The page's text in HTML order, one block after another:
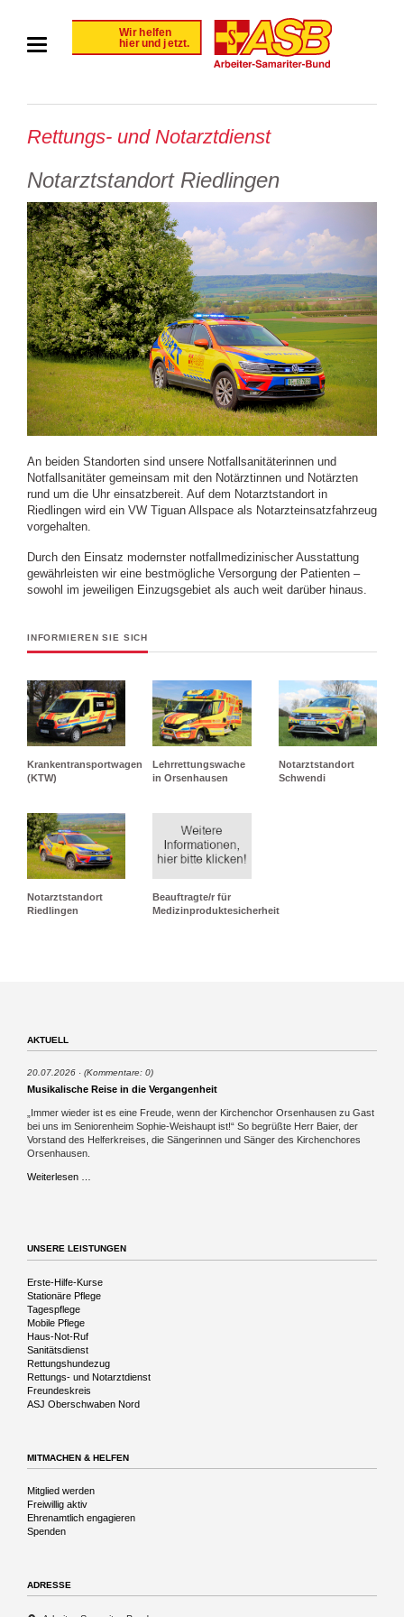
Rettungs- und Notarztdienst
Notarztstandort Riedlingen
An beiden Standorten sind unsere Notfallsanitäterinnen und
Notfallsanitäter gemeinsam mit den Notärztinnen und Notärzten
rund um die Uhr einsatzbereit. Auf dem Notarztstandort in
Riedlingen wird ein VW Tiguan Allspace als Notarzteinsatzfahrzeug
vorgehalten.
Durch den Einsatz modernster notfallmedizinischer Ausstattung
gewährleisten wir eine bestmögliche Versorgung der Patienten –
sowohl im jeweiligen Einzugsgebiet als auch weit darüber hinaus.
INFORMIEREN SIE SICH
Krankentransportwagen
(KTW)
Lehrrettungswache
in Orsenhausen
Notarztstandort
Schwendi
Notarztstandort
Riedlingen
Beauftragte/r für
Medizinproduktesicherheit
AKTUELL
20.07.2026 (Kommentare: 0)
Musikalische Reise in die Vergangenheit
„Immer wieder ist es eine Freude, wenn der Kirchenchor Orsenhausen zu Gast
bei uns im Seniorenheim Sophie-Weishaupt ist!“ So begrüßte Herr Baier, der
Vorstand des Helferkreises, die Sängerinnen und Sänger des Kirchenchores
Orsenhausen.
Weiterlesen …
UNSERE LEISTUNGEN
Navigation
überspringen
Erste-Hilfe-Kurse
Stationäre Pflege
Tagespflege
Mobile Pflege
Haus-Not-Ruf
Sanitätsdienst
Rettungshundezug
Rettungs- und Notarztdienst
Freundeskreis
ASJ Oberschwaben Nord
MITMACHEN & HELFEN
Navigation
überspringen
Mitglied werden
Freiwillig aktiv
Ehrenamtlich engagieren
Spenden
ADRESSE